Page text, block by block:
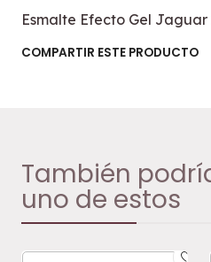
Esmalte Efecto Gel Jaguar
COMPARTIR ESTE PRODUCTO
También
uno de estos